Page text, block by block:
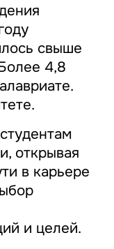
свыше
4,8
открывая
в карьере
и целей.